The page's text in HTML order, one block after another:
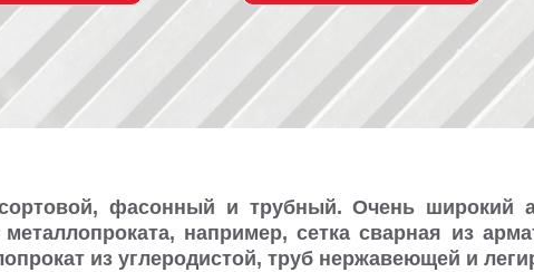
й,фасонный и трубный. Очень широкий
например, сетка сварная из
из углеродистой, труб нержавеющей и